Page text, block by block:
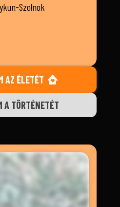
Szolnok
AZ ÉLETÉT
A TÖRTÉNETÉT